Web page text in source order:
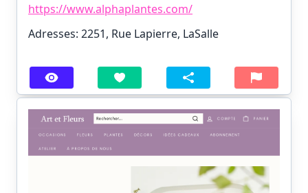
https://www.alphaplantes.com/
Adresses: 2251, Rue Lapierre, LaSalle